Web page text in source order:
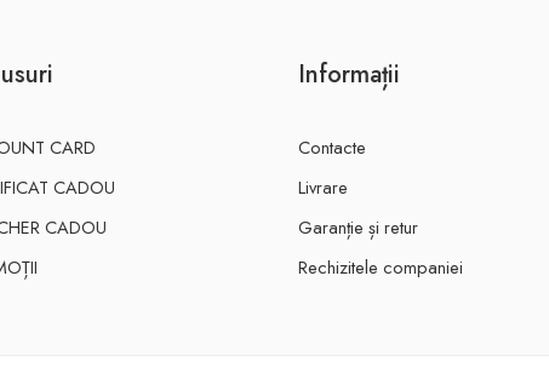
CARD
CADOU
CADOU
Informații
Contacte
Livrare
Garanție și retur
Rechizitele companiei